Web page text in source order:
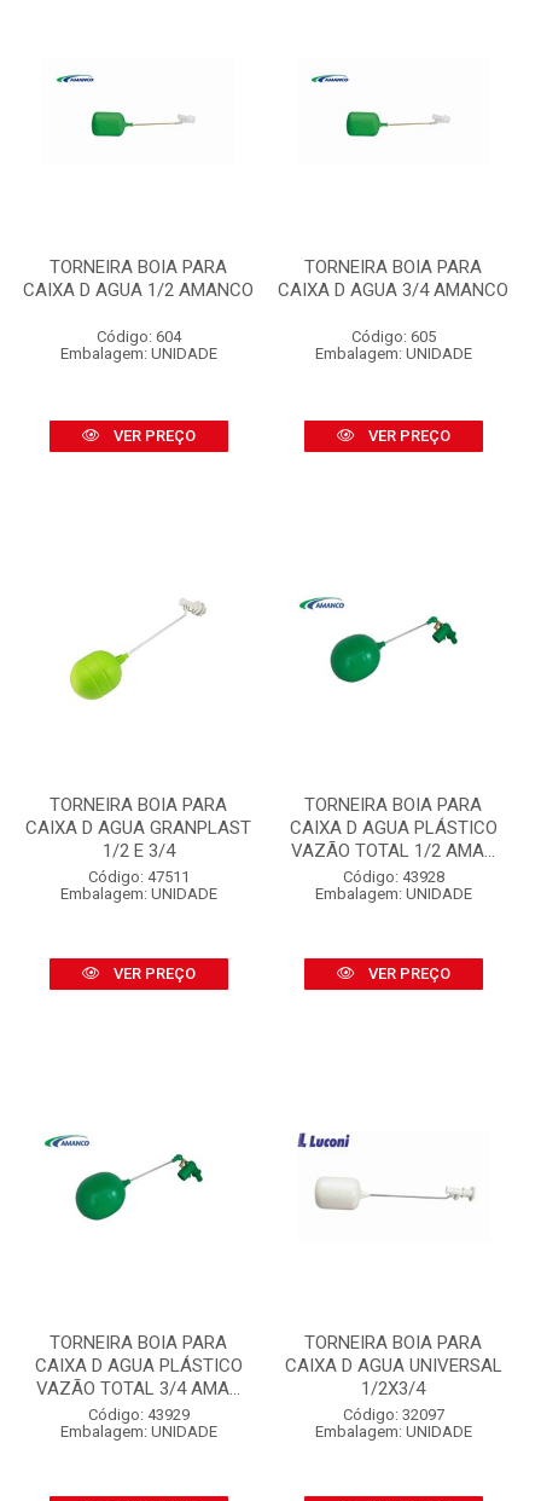
TORNEIRA BOIA PARA
CAIXA D AGUA 1/2 AMANCO
Código: 604
Embalagem: UNIDADE
VER PREÇO
TORNEIRA BOIA PARA
CAIXA D AGUA 3/4 AMANCO
Código: 605
Embalagem: UNIDADE
VER PREÇO
TORNEIRA BOIA PARA
CAIXA D AGUA GRANPLAST
1/2 E 3/4
Código: 47511
Embalagem: UNIDADE
VER PREÇO
TORNEIRA BOIA PARA
CAIXA D AGUA PLÁSTICO
VAZÃO TOTAL 1/2 AMA...
Código: 43928
Embalagem: UNIDADE
VER PREÇO
TORNEIRA BOIA PARA
CAIXA D AGUA PLÁSTICO
VAZÃO TOTAL 3/4 AMA...
Código: 43929
Embalagem: UNIDADE
TORNEIRA BOIA PARA
CAIXA D AGUA UNIVERSAL
1/2X3/4
Código: 32097
Embalagem: UNIDADE